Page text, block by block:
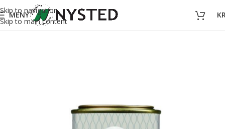
Skip to navigation
Skip to main content
MENY